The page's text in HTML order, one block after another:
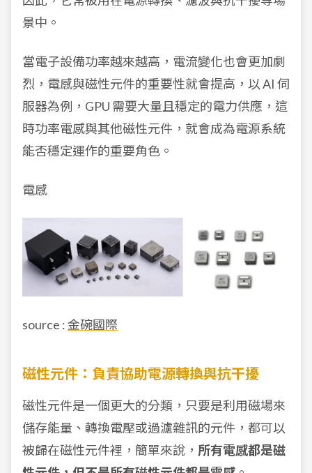
景中。
當電子設備功率越來越高，電流變化也會更加劇
烈，電感與磁性元件的重要性就會提高，以 AI 伺
服器為例，GPU 需要大量且穩定的電力供應，這
時功率電感與其他磁性元件，就會成為電源系統
能否穩定運作的重要角色。
電感
source :金碗國際
磁性元件：負責協助電源轉換與抗干擾
磁性元件是一個更大的分類，只要是利用磁場來
儲存能量、轉換電壓或過濾雜訊的元件，都可以
被歸在磁性元件裡，簡單來說， 所有電感都是磁